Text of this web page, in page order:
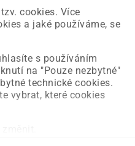
cookies. Více
a jaké používáme, se
s používáním
na "Pouze nezbytné"
technické cookies.
vybrat, které cookies
a už ji opravujeme.
požadovanou stránku.
Úvodní strana